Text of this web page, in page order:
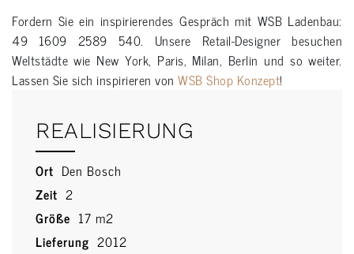
Fordern Sie ein inspirierendes Gespräch mit WSB Ladenbau:
49 1609 2589 540. Unsere Retail-Designer besuchen
Weltstädte wie New York, Paris, Milan, Berlin und so weiter.
Lassen Sie sich inspirieren von WSB Shop Konzept!
REALISIERUNG
Ort Den Bosch
Zeit 2
Größe 17 m2
Lieferung 2012